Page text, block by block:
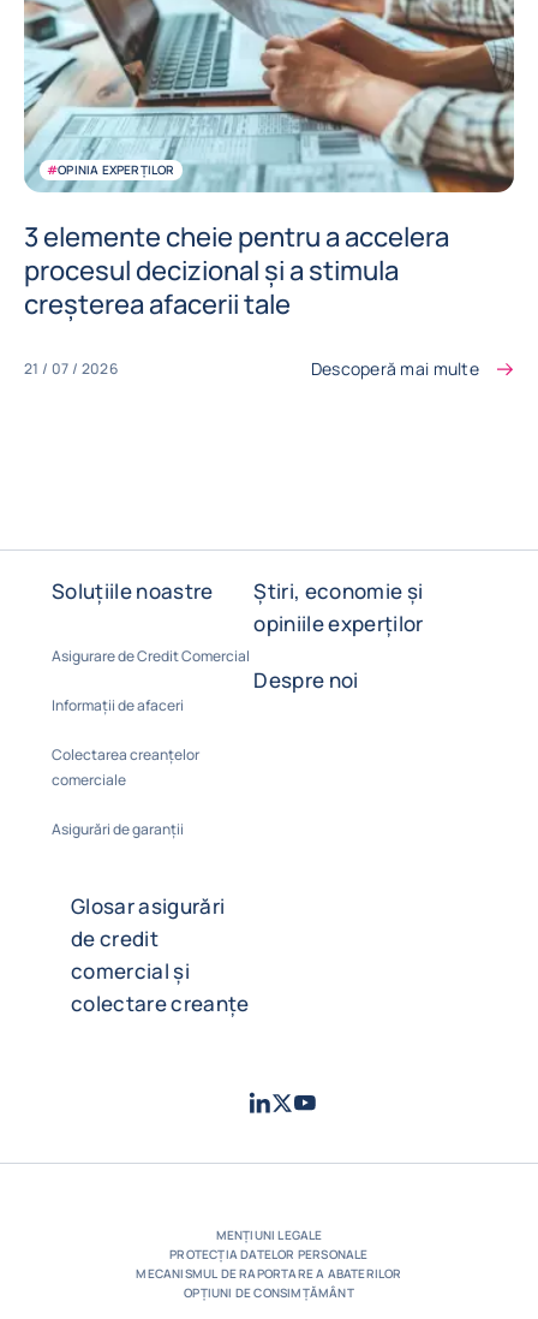
#OPINIA EXPERȚILOR
3 elemente cheie pentru a accelera
procesul decizional și a stimula
creșterea afacerii tale
21 / 07 / 2026 Descoperă mai multe
Soluțiile noastre
Asigurare de Credit Comercial
Informații de afaceri
Colectarea creanțelor
comerciale
Asigurări de garanții
Știri, economie și
opiniile experților
Despre noi
Glosar asigurări
de credit
comercial și
colectare creanțe
LinkedIn
TwitterYoutube
MENȚIUNI LEGALE
PROTECȚIA DATELOR PERSONALE
MECANISMUL DE RAPORTARE A ABATERILOR
OPȚIUNI DE CONSIMȚĂMÂNT